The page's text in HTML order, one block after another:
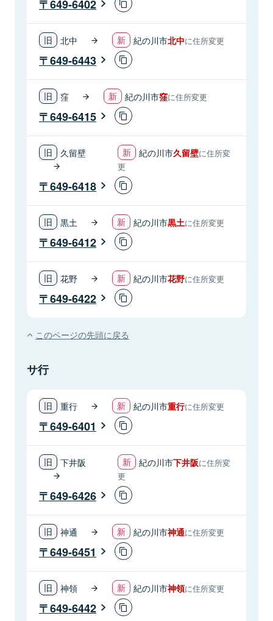
649-6402
北中 紀の川市北中に住所変更
649-6443
窪 紀の川市窪に住所変更
649-6415
久留壁 紀の川市久留壁に住所変
更
649-6418
黒土 紀の川市黒土に住所変更
649-6412
花野 紀の川市花野に住所変更
649-6422
このページの先頭に戻る
サ行
重行 紀の川市重行に住所変更
649-6401
下井阪 紀の川市下井阪に住所変
更
649-6426
神通 紀の川市神通に住所変更
649-6451
神領 紀の川市神領に住所変更
649-6442